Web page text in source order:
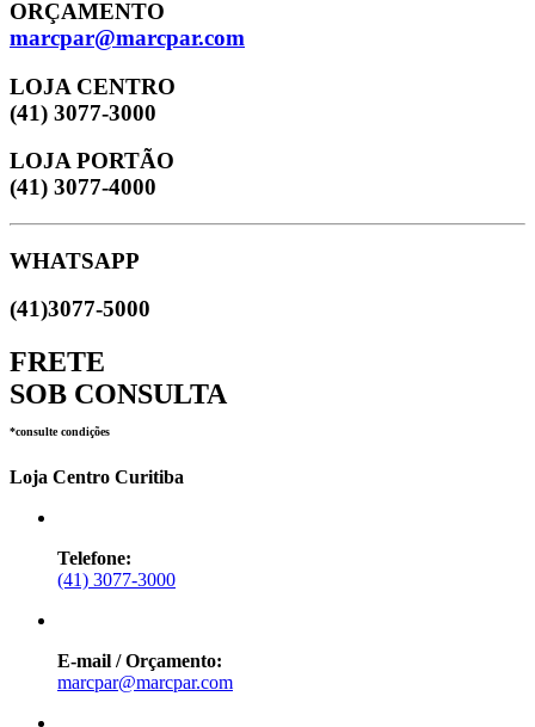
ORÇAMENTO
marcpar@marcpar.com
LOJA CENTRO
(41) 3077-3000
LOJA PORTÃO
(41) 3077-4000
WHATSAPP
(41)3077-5000
FRETE
SOB CONSULTA
*consulte condições
Loja Centro Curitiba
Telefone:
(41) 3077-3000
E-mail / Orçamento:
marcpar@marcpar.com